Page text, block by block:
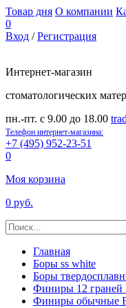
Товар дня О компании
0
Вход /Регистрация
Интернет-магазин
стоматологических
пн.-пт. с 9.00 до 18.00
Телефон интернет-магазина:
+7 (495) 952-23-51
0
Моя корзина
0 руб.
Главная
Боры ss white
Боры
Финиры 12 граней
Финиры обычные